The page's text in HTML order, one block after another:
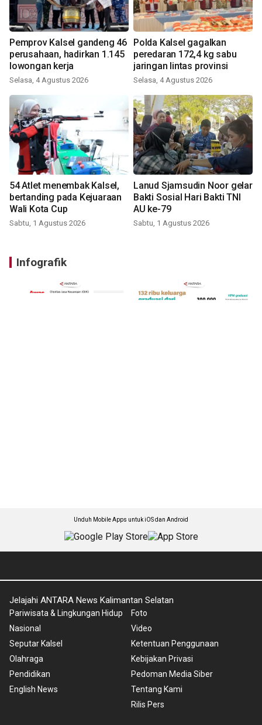
Pemprov Kalsel gandeng 46
perusahaan, hadirkan 1.145
lowongan kerja
Selasa, 4 Agustus 2026
Polda Kalsel gagalkan
peredaran 172,4 kg sabu
jaringan lintas provinsi
Selasa, 4 Agustus 2026
54 Atlet menembak Kalsel,
bertanding pada Kejuaraan
Wali Kota Cup
Sabtu, 1 Agustus 2026
Lanud Sjamsudin Noor gelar
Bakti Sosial Hari Bakti TNI
AU ke-79
Sabtu, 1 Agustus 2026
Infografik
Unduh Mobile Apps untuk iOS dan Android
Jelajahi ANTARA News Kalimantan Selatan
Pariwisata & Lingkungan Hidup
Nasional
Seputar Kalsel
Olahraga
Pendidikan
English News
Foto
Video
Ketentuan Penggunaan
Kebijakan Privasi
Pedoman Media Siber
Tentang Kami
Rilis Pers